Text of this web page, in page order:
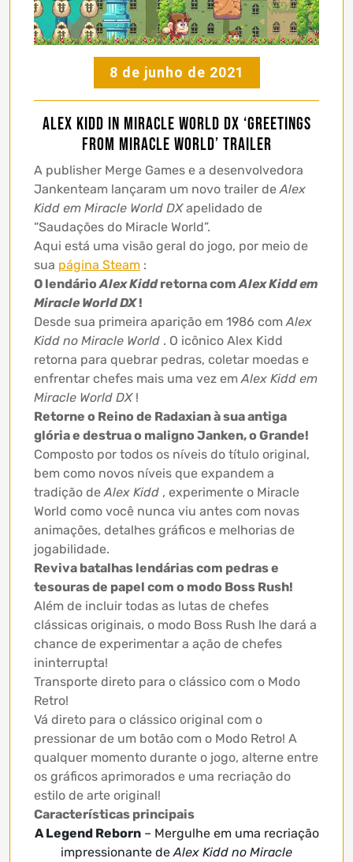
8 de junho de 2021
Alex Kidd in Miracle World DX ‘Greetings
From Miracle World’ trailer
A publisher Merge Games e a desenvolvedora
Jankenteam lançaram um novo trailer de Alex
Kidd em Miracle World DXapelidado de
“Saudações do Miracle World”.
Aqui está uma visão geral do jogo, por meio de
sua página Steam :
O lendárioAlex Kiddretorna comAlex Kidd em
Miracle World DX!
Desde sua primeira aparição em 1986 com Alex
Kidd no Miracle World . O icônico Alex Kidd
retorna para quebrar pedras, coletar moedas e
enfrentar chefes mais uma vez em Alex Kidd em
Miracle World DX!
Retorne o Reino de Radaxian à sua antiga
glória e destrua o maligno Janken, o Grande!
Composto por todos os níveis do título original,
bem como novos níveis que expandem a
tradição de Alex Kidd , experimente o Miracle
World como você nunca viu antes com novas
animações, detalhes gráficos e melhorias de
jogabilidade.
Reviva batalhas lendárias com pedras e
tesouras de papel com o modo Boss Rush!
Além de incluir todas as lutas de chefes
clássicas originais, o modo Boss Rush lhe dará a
chance de experimentar a ação de chefes
ininterrupta!
Transporte direto para o clássico com o Modo
Retro!
Vá direto para o clássico original com o
pressionar de um botão com o Modo Retro! A
qualquer momento durante o jogo, alterne entre
os gráficos aprimorados e uma recriação do
estilo de arte original!
Características principais
A Legend Reborn– Mergulhe em uma recriação
impressionante de Alex Kidd no Miracle